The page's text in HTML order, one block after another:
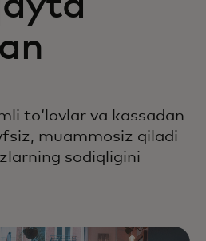
toʻlovlar va kassadan
muammosiz qiladi
sodiqligini